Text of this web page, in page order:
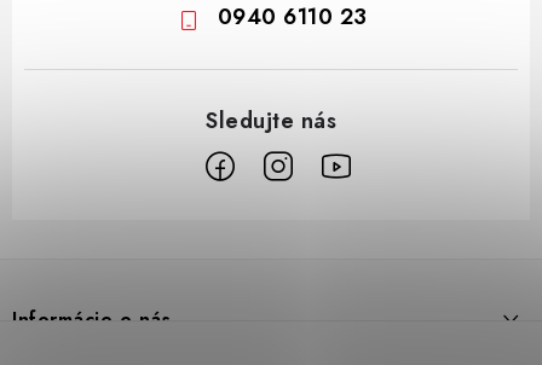
0940 6110 23
pInformácie o nás